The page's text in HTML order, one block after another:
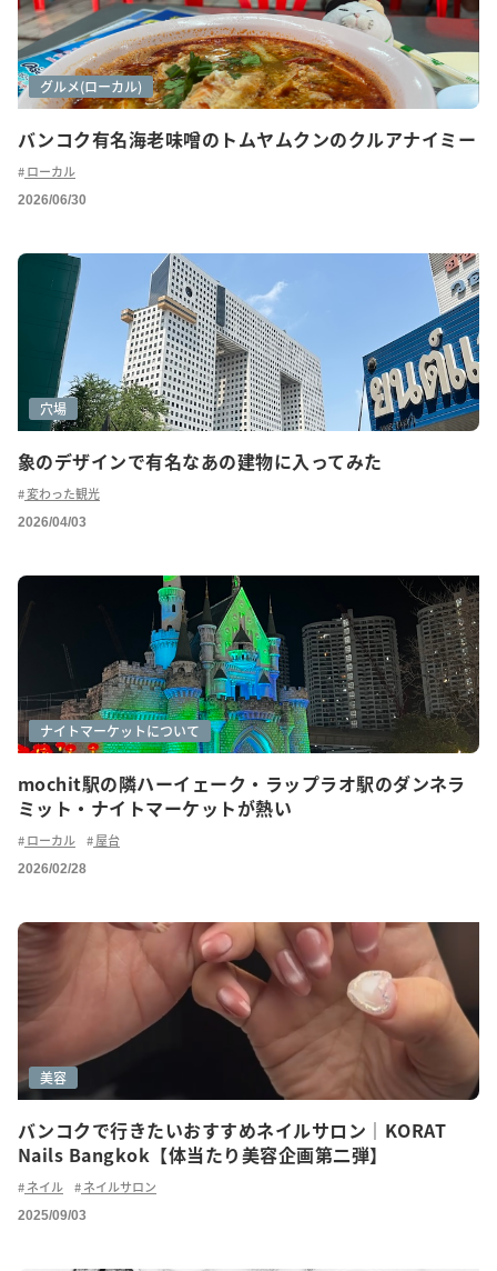
バンコク有名海老味噌のトムヤムクンのクルアナイミー
グルメ
グルメ(ご紹介)
グルメ(ローカル)
ローカル
2026/06/30
象のデザインで有名なあの建物に入ってみた
穴場
変わった観光
2026/04/03
mochit駅の隣ハーイェーク・ラップラオ駅のダンネラ
ミット・ナイトマーケットが熱い
グルメ(ローカル)
ショッピング
ナイトマーケットについて
ローカル 屋台
2026/02/28
バンコクで行きたいおすすめネイルサロン｜KORAT
Nails Bangkok【体当たり美容企画第二弾】
美容
ネイル ネイルサロン
2025/09/03